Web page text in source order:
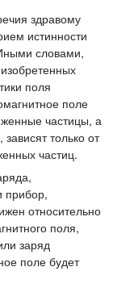
здравому
истинности
словами,
поля
поле
частицы, а
только от
частиц.
прибор,
относительно
поля,
заряд
поле будет